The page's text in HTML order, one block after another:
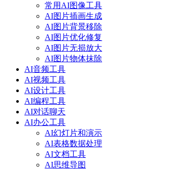
常用AI图像工具
AI图片插画生成
AI图片背景移除
AI图片优化修复
AI图片无损放大
AI图片物体抹除
AI音频工具
AI视频工具
AI设计工具
AI编程工具
AI对话聊天
AI办公工具
AI幻灯片和演示
AI表格数据处理
AI文档工具
AI思维导图